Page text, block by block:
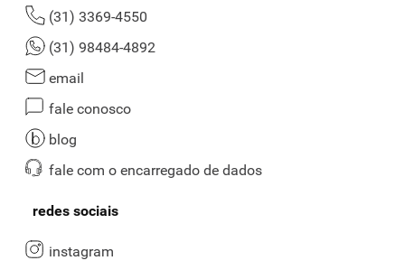
(31) 3369-4550
(31) 98484-4892
email
fale conosco
blog
fale com o encarregado de dados
redes sociais
instagram